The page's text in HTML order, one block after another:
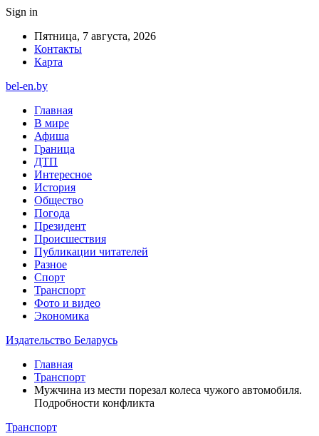
Sign in
Пятница, 7 августа, 2026
Контакты
Карта
bel-en.by
Главная
В мире
Афиша
Граница
ДТП
Интересное
История
Общество
Погода
Президент
Происшествия
Публикации читателей
Разное
Спорт
Транспорт
Фото и видео
Экономика
Издательство Беларусь
Главная
Транспорт
Мужчина из мести порезал колеса чужого автомобиля.
Подробности конфликта
Транспорт